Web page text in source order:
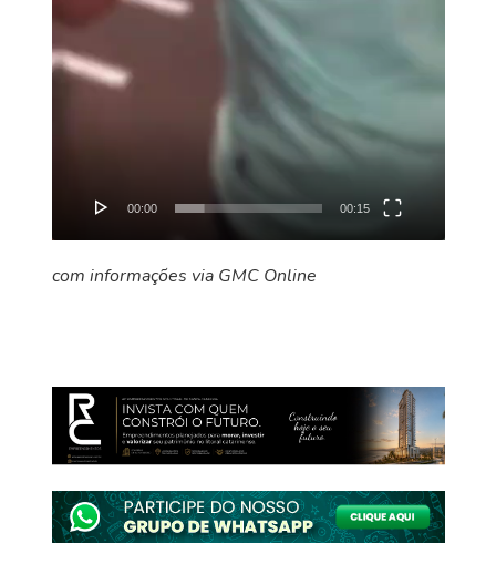
00:00 00:15
com informações via GMC Online